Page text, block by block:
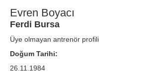
Evren Boyacı
Ferdi Bursa
Üye olmayan antrenör profili
Doğum Tarihi:
26.11.1984